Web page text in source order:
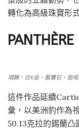
轉化為高級珠寶形
項鍊，白K金，藍寶石，祖
這件作品延續
彙，以美洲豹作為
50.13克拉的錫蘭